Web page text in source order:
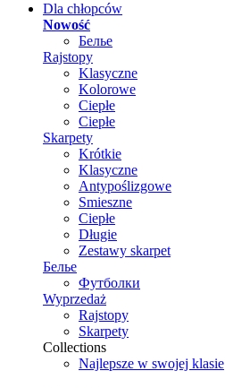
Dla chłopców
Nowość
Белье
Rajstopy
Klasyczne
Kolorowe
Ciepłe
Ciepłe
Skarpety
Krótkie
Klasyczne
Antypoślizgowe
Smieszne
Ciepłe
Długie
Zestawy skarpet
Белье
Футболки
Wyprzedaż
Rajstopy
Skarpety
Collections
Najlepsze w swojej klasie